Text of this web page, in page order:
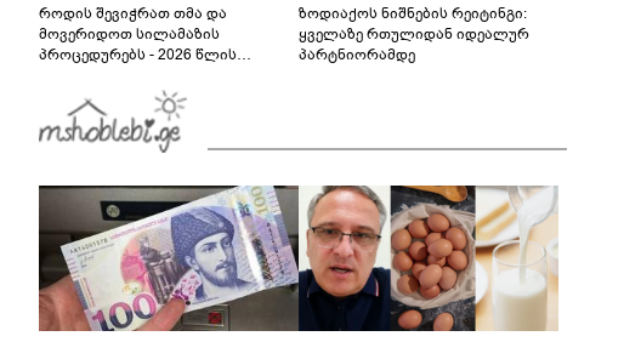
როდის შევიჭრათ თმა და
მოვერიდოთ სილამაზის
პროცედურებს - 2026 წლის
გზამკვლევი
ზოდიაქოს ნიშნების რეიტინგი:
ყველაზე რთულიდან იდეალურ
პარტნიორამდე